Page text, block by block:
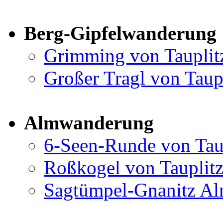
Berg-Gipfelwanderung
Grimming von
Großer Tragl von
Almwanderung
6-Seen-Runde von
Roßkogel von Tauplitz
Sagtümpel-Gnanitz